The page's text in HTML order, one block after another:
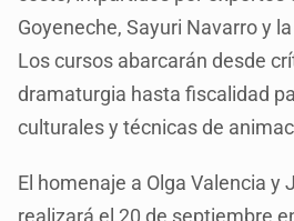
Goyeneche, Sayuri Navarro y
Los cursos abarcarán desde
dramaturgia hasta fiscalidad
culturales y técnicas de
El homenaje a Olga Valencia y